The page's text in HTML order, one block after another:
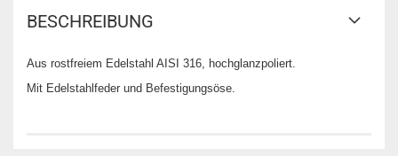
BESCHREIBUNG
Aus rostfreiem Edelstahl AISI 316, hochglanzpoliert.
Mit Edelstahlfeder und Befestigungsöse.